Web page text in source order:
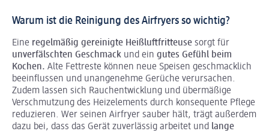
Warum ist die Reinigung des Airfryers so wichtig?
Eine regelmäßig gereinigte Heißluftfritteuse sorgt für
unverfälschten Geschmack und ein gutes Gefühl beim
Kochen. Alte Fettreste können neue Speisen geschmacklich
beeinflussen und unangenehme Gerüche verursachen.
Zudem lassen sich Rauchentwicklung und übermäßige
Verschmutzung des Heizelements durch konsequente Pflege
reduzieren. Wer seinen Airfryer sauber hält, trägt außerdem
dazu bei, dass das Gerät zuverlässig arbeitet und lange